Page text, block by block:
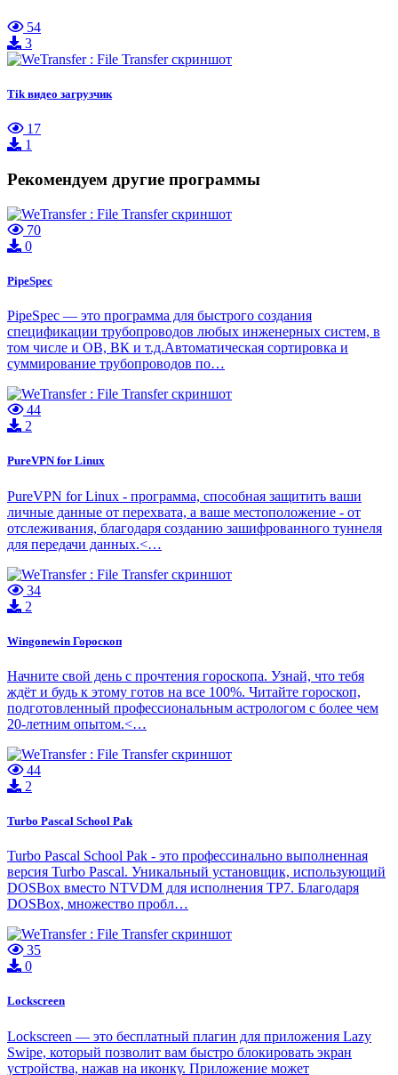
54
3
Tik видео загрузчик
17
1
Рекомендуем другие программы
70
0
PipeSpec
PipeSpec — это программа для быстрого создания
спецификации трубопроводов любых инженерных систем, в
том числе и ОВ, ВК и т.д.Автоматическая сортировка и
суммирование трубопроводов по…
44
2
PureVPN for Linux
PureVPN for Linux - программа, способная защитить ваши
личные данные от перехвата, а ваше местоположение - от
отслеживания, благодаря созданию зашифрованного туннеля
для передачи данных.<…
34
2
Wingonewin Гороскоп
Начните свой день с прочтения гороскопа. Узнай, что тебя
ждёт и будь к этому готов на все 100%. Читайте гороскоп,
подготовленный профессиональным астрологом с более чем
20-летним опытом.<…
44
2
Turbo Pascal School Pak
Turbo Pascal School Pak - это профессинально выполненная
версия Turbo Pascal. Уникальный установщик, использующий
DOSBox вместо NTVDM для исполнения TP7. Благодаря
DOSBox, множество пробл…
35
0
Lockscreen
Lockscreen — это бесплатный плагин для приложения Lazy
Swipe, который позволит вам быстро блокировать экран
устройства, нажав на иконку. Приложение может